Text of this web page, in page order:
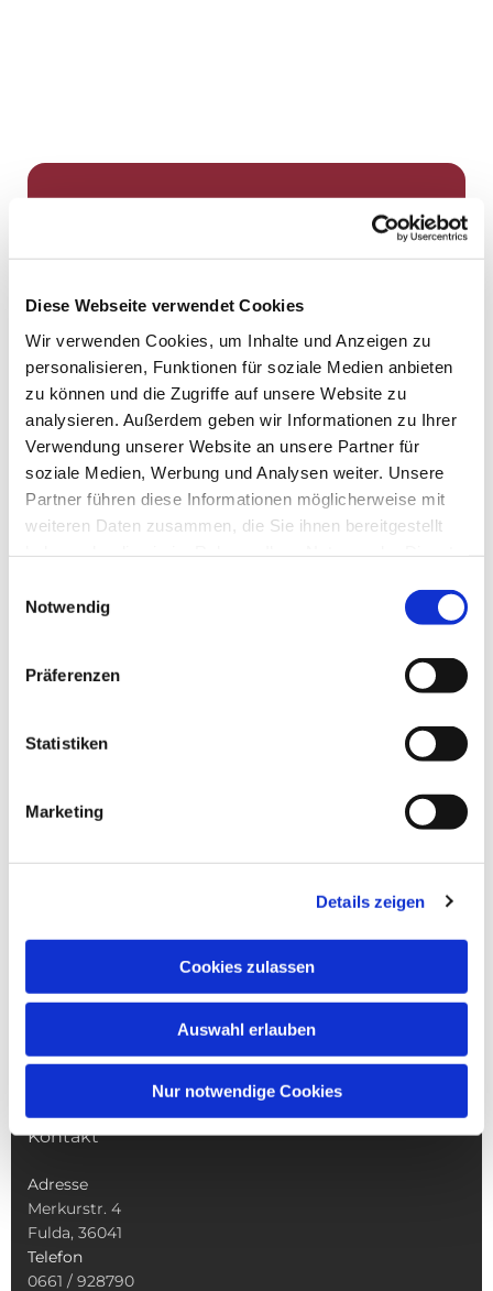
Diese Webseite verwendet Cookies
Wir verwenden Cookies, um Inhalte und Anzeigen zu
personalisieren, Funktionen für soziale Medien anbieten
zu können und die Zugriffe auf unsere Website zu
analysieren. Außerdem geben wir Informationen zu Ihrer
Verwendung unserer Website an unsere Partner für
soziale Medien, Werbung und Analysen weiter. Unsere
Partner führen diese Informationen möglicherweise mit
weiteren Daten zusammen, die Sie ihnen bereitgestellt
Notwendig
Präferenzen
Statistiken
Marketing
Details zeigen
Cookies zulassen
Auswahl erlauben
Nur notwendige Cookies
Dies könnte Sie auch
interessieren
Pfarrei St. Martin
Wallfahrten
Veranstaltungen & Angebote
Kindertagesstätte St. Andreas
Kontakt
Adresse
Merkurstr. 4
Fulda, 36041
Telefon
0661 / 928790